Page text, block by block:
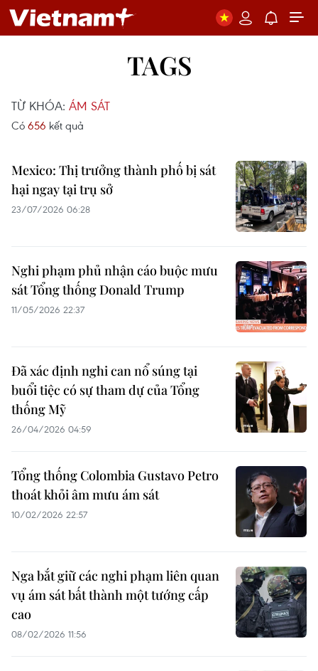
TAGS
TỪ KHÓA: ÁM SÁT
Có 656 kết quả
Mexico: Thị trưởng thành phố bị sát
hại ngay tại trụ sở
23/07/2026 06:28
Nghi phạm phủ nhận cáo buộc mưu
sát Tổng thống Donald Trump
11/05/2026 22:37
Đã xác định nghi can nổ súng tại
buổi tiệc có sự tham dự của Tổng
thống Mỹ
26/04/2026 04:59
Tổng thống Colombia Gustavo Petro
thoát khỏi âm mưu ám sát
10/02/2026 22:57
Nga bắt giữ các nghi phạm liên quan
vụ ám sát bất thành một tướng cấp
cao
08/02/2026 11:56